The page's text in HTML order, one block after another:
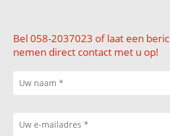
Bel 058-2037023 of laat een
nemen direct contact met u op!